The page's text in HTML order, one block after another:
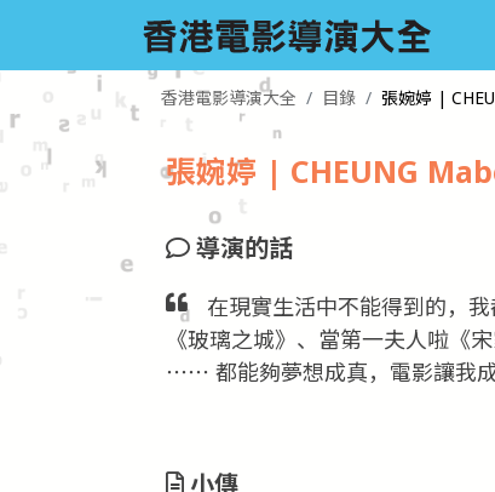
香港電影導演大全 目錄 張婉婷 |
張婉婷 | CHEUNG
導演的話
在現實生活中不能得到的，
《玻璃之城》、當第一夫人啦《
⋯⋯ 都能夠夢想成真，電影讓我
小傳